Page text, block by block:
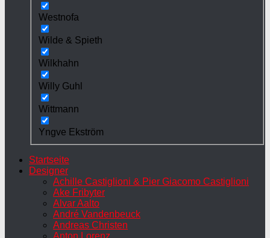
Westnofa
Wilde & Spieth
Wilkhahn
Willy Guhl
Wittmann
Yngve Ekström
Startseite
Designer
Achille Castiglioni & Pier Giacomo Castiglioni
Ake Fribyter
Alvar Aalto
André Vandenbeuck
Andreas Christen
Anton Lorenz